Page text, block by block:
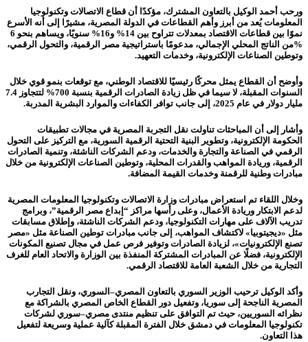
ورحب أحمد الوكيل بالتعاون المشترك، مؤكدًا أن قطاع الاتصالات وتكنولوجيا
المعلومات يُعد من أبرز وأهم القطاعات في الدولة المصرية، مشيرًا إلى أنه الأسرع
نموًا بين قطاعات الاقتصاد بمعدلات تتراوح بين 14% و16% سنويًا، ويساهم بنحو 6
%من الناتج المحلي الإجمالي، مدعومًا باستراتيجية مصر الرقمية، والتحول الرقمي،
وتوطين الصناعات الإلكترونية، وخدمات التعهيد.
وأوضح أن القطاع يمثل محركًا رئيسيًا للاقتصاد الوطني، مع توقعات بنمو قوي خلال
السنوات المقبلة، لا سيما في ظل زيادة الصادرات الرقمية بنسبة 700% لتتجاوز 7.4
مليار دولار في عام 2025، إلى جانب توافر الكفاءات والموارد البشرية المدربة.
وأشار إلى أن المباحثات تناولت نقل التجربة المصرية في مجالات تطبيقات
الحكومة الإلكترونية، وتطوير البنية التحتية الرقمية السورية، مع التركيز على التحول
الرقمي في الصناعة والتجارة والخدمات، ودعم الشركات الناشئة، وتنمية الصادرات
الرقمية، وريادة المواهب والقدرات المحلية، وتوطين الصناعات الإلكترونية من خلال
مبادرات وطنية للرقمنة وخدمات القيمة المضافة.
وخلال اللقاء تم استعراض مبادرات وزارة الاتصالات وتكنولوجيا المعلومات المصرية
لدعم الابتكار وريادة الأعمال، وعلى رأسها مراكز “إبداع مصر الرقمية”، وبرامج
تدريب الآلاف على مهارات التكنولوجيا، ودعم الشركات الناشئة، وإطلاق مسابقات
مثل «ديجيتوبيا» لاكتشاف المواهب، إلى جانب مبادرات توطين الصناعة مثل «مصر
تصنع الإلكترونيات»، لزيادة الصادرات وتوفير فرص عمل في مجال تصنيع المكونات
الإلكترونية، فضلًا عن المبادرات المشتركة المنفذة بين الوزارة والاتحاد العام للغرف
التجارية من خلال الشعبة العامة للاقتصاد الرقمي.
وأكد الوكيل ترحيب الوزير السوري بالتعاون المصري–السوري، ونقل التجارب
المصرية الناجحة إلى سوريا، وتفعيل دور القطاع الخاص المصري بالشراكة مع
نظرائه السوريين، حيث تم التوافق على تنظيم منتدى مصري–سوري لشركات
تكنولوجيا المعلومات في دمشق خلال الفترة المقبلة كآلية عملية وسريعة لتفعيل
هذا التعاون.